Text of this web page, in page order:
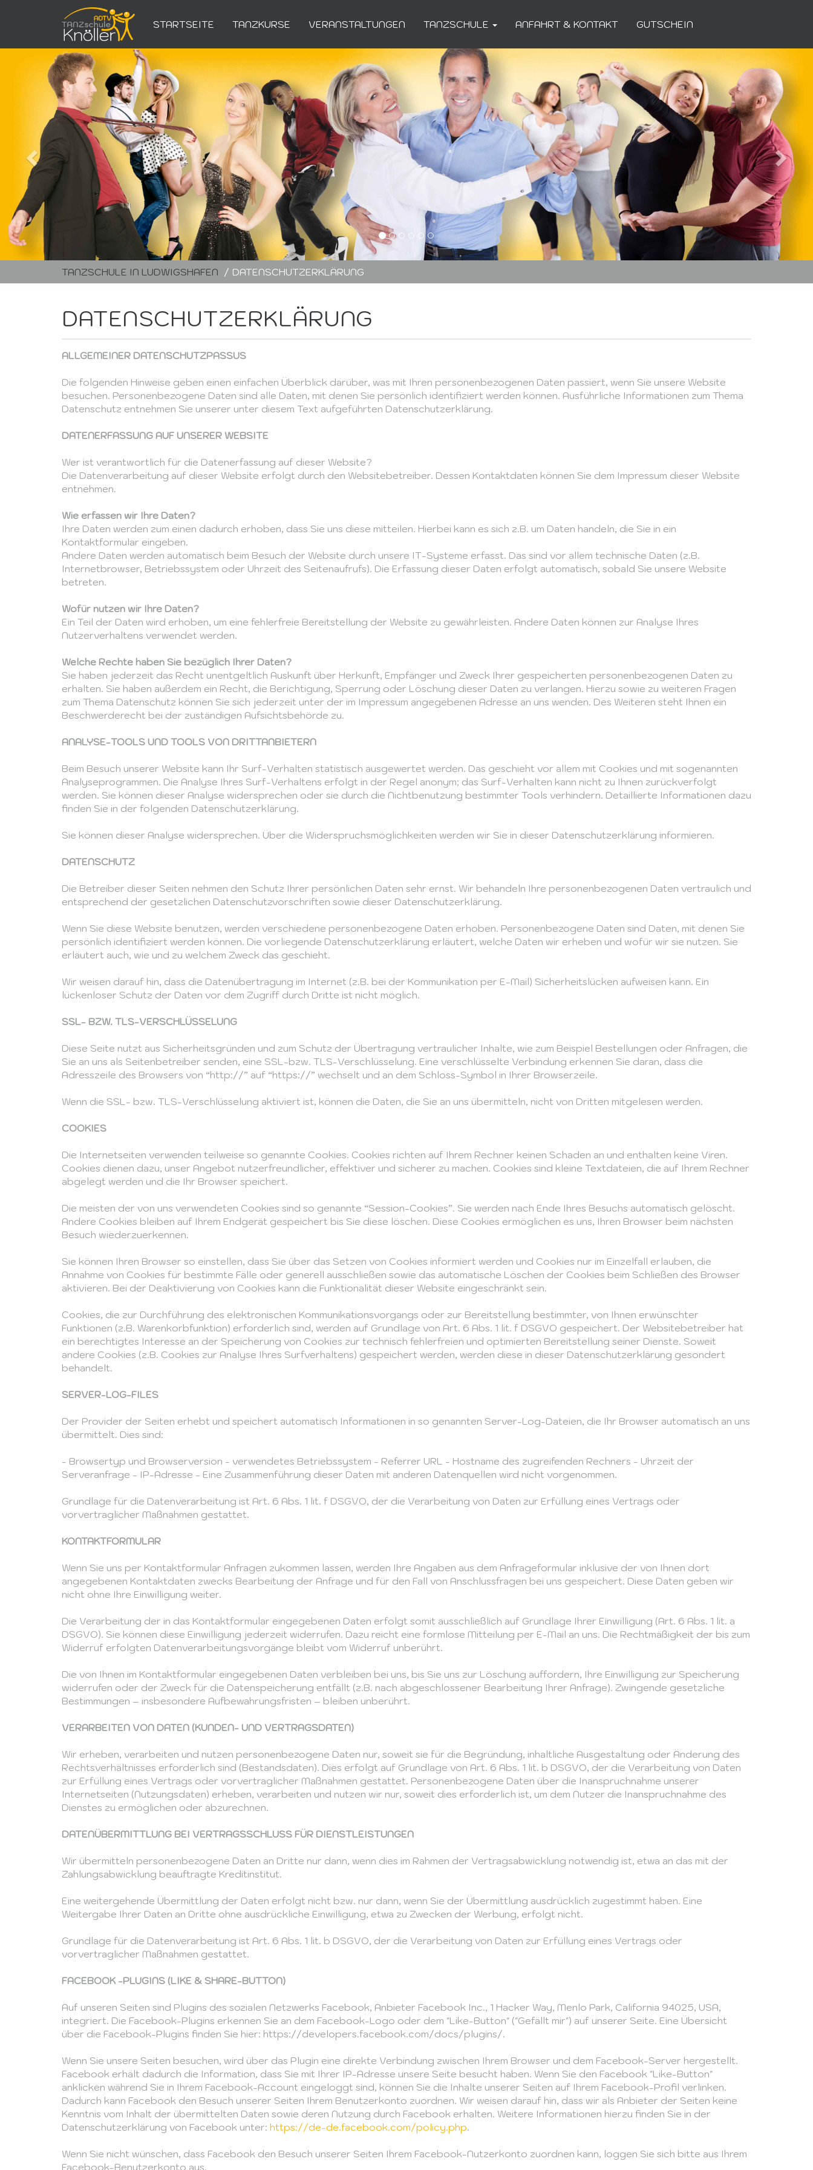
STARTSEITE TANZKURSE VERANSTALTUNGEN TANZSCHULE ANFAHRT & KONTAKT GUTSCHEIN
Zurück Weiter
TANZSCHULE IN LUDWIGSHAFEN DATENSCHUTZERKLÄRUNG
DATENSCHUTZERKLÄRUNG
ALLGEMEINER DATENSCHUTZPASSUS
Die folgenden Hinweise geben einen einfachen Überblick darüber, was mit Ihren personenbezogenen Daten passiert, wenn Sie unsere Website
besuchen. Personenbezogene Daten sind alle Daten, mit denen Sie persönlich identifiziert werden können. Ausführliche Informationen zum Thema
Datenschutz entnehmen Sie unserer unter diesem Text aufgeführten Datenschutzerklärung.
DATENERFASSUNG AUF UNSERER WEBSITE
Wer ist verantwortlich für die Datenerfassung auf dieser Website?
Die Datenverarbeitung auf dieser Website erfolgt durch den Websitebetreiber. Dessen Kontaktdaten können Sie dem Impressum dieser Website
entnehmen.
Wie erfassen wir Ihre Daten?
Ihre Daten werden zum einen dadurch erhoben, dass Sie uns diese mitteilen. Hierbei kann es sich z.B. um Daten handeln, die Sie in ein
Kontaktformular eingeben.
Andere Daten werden automatisch beim Besuch der Website durch unsere IT-Systeme erfasst. Das sind vor allem technische Daten (z.B.
Internetbrowser, Betriebssystem oder Uhrzeit des Seitenaufrufs). Die Erfassung dieser Daten erfolgt automatisch, sobald Sie unsere Website
betreten.
Wofür nutzen wir Ihre Daten?
Ein Teil der Daten wird erhoben, um eine fehlerfreie Bereitstellung der Website zu gewährleisten. Andere Daten können zur Analyse Ihres
Nutzerverhaltens verwendet werden.
Welche Rechte haben Sie bezüglich Ihrer Daten?
Sie haben jederzeit das Recht unentgeltlich Auskunft über Herkunft, Empfänger und Zweck Ihrer gespeicherten personenbezogenen Daten zu
erhalten. Sie haben außerdem ein Recht, die Berichtigung, Sperrung oder Löschung dieser Daten zu verlangen. Hierzu sowie zu weiteren Fragen
zum Thema Datenschutz können Sie sich jederzeit unter der im Impressum angegebenen Adresse an uns wenden. Des Weiteren steht Ihnen ein
Beschwerderecht bei der zuständigen Aufsichtsbehörde zu.
ANALYSE-TOOLS UND TOOLS VON DRITTANBIETERN
Beim Besuch unserer Website kann Ihr Surf-Verhalten statistisch ausgewertet werden. Das geschieht vor allem mit Cookies und mit sogenannten
Analyseprogrammen. Die Analyse Ihres Surf-Verhaltens erfolgt in der Regel anonym; das Surf-Verhalten kann nicht zu Ihnen zurückverfolgt
werden. Sie können dieser Analyse widersprechen oder sie durch die Nichtbenutzung bestimmter Tools verhindern. Detaillierte Informationen dazu
finden Sie in der folgenden Datenschutzerklärung.
Sie können dieser Analyse widersprechen. Über die Widerspruchsmöglichkeiten werden wir Sie in dieser Datenschutzerklärung informieren.
DATENSCHUTZ
Die Betreiber dieser Seiten nehmen den Schutz Ihrer persönlichen Daten sehr ernst. Wir behandeln Ihre personenbezogenen Daten vertraulich und
entsprechend der gesetzlichen Datenschutzvorschriften sowie dieser Datenschutzerklärung.
Wenn Sie diese Website benutzen, werden verschiedene personenbezogene Daten erhoben. Personenbezogene Daten sind Daten, mit denen Sie
persönlich identifiziert werden können. Die vorliegende Datenschutzerklärung erläutert, welche Daten wir erheben und wofür wir sie nutzen. Sie
erläutert auch, wie und zu welchem Zweck das geschieht.
Wir weisen darauf hin, dass die Datenübertragung im Internet (z.B. bei der Kommunikation per E-Mail) Sicherheitslücken aufweisen kann. Ein
lückenloser Schutz der Daten vor dem Zugriff durch Dritte ist nicht möglich.
SSL- BZW. TLS-VERSCHLÜSSELUNG
Diese Seite nutzt aus Sicherheitsgründen und zum Schutz der Übertragung vertraulicher Inhalte, wie zum Beispiel Bestellungen oder Anfragen, die
Sie an uns als Seitenbetreiber senden, eine SSL-bzw. TLS-Verschlüsselung. Eine verschlüsselte Verbindung erkennen Sie daran, dass die
Adresszeile des Browsers von “http://” auf “https://” wechselt und an dem Schloss-Symbol in Ihrer Browserzeile.
Wenn die SSL- bzw. TLS-Verschlüsselung aktiviert ist, können die Daten, die Sie an uns übermitteln, nicht von Dritten mitgelesen werden.
COOKIES
Die Internetseiten verwenden teilweise so genannte Cookies. Cookies richten auf Ihrem Rechner keinen Schaden an und enthalten keine Viren.
Cookies dienen dazu, unser Angebot nutzerfreundlicher, effektiver und sicherer zu machen. Cookies sind kleine Textdateien, die auf Ihrem Rechner
abgelegt werden und die Ihr Browser speichert.
Die meisten der von uns verwendeten Cookies sind so genannte “Session-Cookies”. Sie werden nach Ende Ihres Besuchs automatisch gelöscht.
Andere Cookies bleiben auf Ihrem Endgerät gespeichert bis Sie diese löschen. Diese Cookies ermöglichen es uns, Ihren Browser beim nächsten
Besuch wiederzuerkennen.
Sie können Ihren Browser so einstellen, dass Sie über das Setzen von Cookies informiert werden und Cookies nur im Einzelfall erlauben, die
Annahme von Cookies für bestimmte Fälle oder generell ausschließen sowie das automatische Löschen der Cookies beim Schließen des Browser
aktivieren. Bei der Deaktivierung von Cookies kann die Funktionalität dieser Website eingeschränkt sein.
Cookies, die zur Durchführung des elektronischen Kommunikationsvorgangs oder zur Bereitstellung bestimmter, von Ihnen erwünschter
Funktionen (z.B. Warenkorbfunktion) erforderlich sind, werden auf Grundlage von Art. 6 Abs. 1 lit. f DSGVO gespeichert. Der Websitebetreiber hat
ein berechtigtes Interesse an der Speicherung von Cookies zur technisch fehlerfreien und optimierten Bereitstellung seiner Dienste. Soweit
andere Cookies (z.B. Cookies zur Analyse Ihres Surfverhaltens) gespeichert werden, werden diese in dieser Datenschutzerklärung gesondert
behandelt.
SERVER-LOG-FILES
Der Provider der Seiten erhebt und speichert automatisch Informationen in so genannten Server-Log-Dateien, die Ihr Browser automatisch an uns
übermittelt. Dies sind:
- Browsertyp und Browserversion - verwendetes Betriebssystem - Referrer URL - Hostname des zugreifenden Rechners - Uhrzeit der
Serveranfrage - IP-Adresse - Eine Zusammenführung dieser Daten mit anderen Datenquellen wird nicht vorgenommen.
Grundlage für die Datenverarbeitung ist Art. 6 Abs. 1 lit. f DSGVO, der die Verarbeitung von Daten zur Erfüllung eines Vertrags oder
vorvertraglicher Maßnahmen gestattet.
KONTAKTFORMULAR
Wenn Sie uns per Kontaktformular Anfragen zukommen lassen, werden Ihre Angaben aus dem Anfrageformular inklusive der von Ihnen dort
angegebenen Kontaktdaten zwecks Bearbeitung der Anfrage und für den Fall von Anschlussfragen bei uns gespeichert. Diese Daten geben wir
nicht ohne Ihre Einwilligung weiter.
Die Verarbeitung der in das Kontaktformular eingegebenen Daten erfolgt somit ausschließlich auf Grundlage Ihrer Einwilligung (Art. 6 Abs. 1 lit. a
DSGVO). Sie können diese Einwilligung jederzeit widerrufen. Dazu reicht eine formlose Mitteilung per E-Mail an uns. Die Rechtmäßigkeit der bis zum
Widerruf erfolgten Datenverarbeitungsvorgänge bleibt vom Widerruf unberührt.
Die von Ihnen im Kontaktformular eingegebenen Daten verbleiben bei uns, bis Sie uns zur Löschung auffordern, Ihre Einwilligung zur Speicherung
widerrufen oder der Zweck für die Datenspeicherung entfällt (z.B. nach abgeschlossener Bearbeitung Ihrer Anfrage). Zwingende gesetzliche
Bestimmungen – insbesondere Aufbewahrungsfristen – bleiben unberührt.
VERARBEITEN VON DATEN (KUNDEN- UND VERTRAGSDATEN)
Wir erheben, verarbeiten und nutzen personenbezogene Daten nur, soweit sie für die Begründung, inhaltliche Ausgestaltung oder Änderung des
Rechtsverhältnisses erforderlich sind (Bestandsdaten). Dies erfolgt auf Grundlage von Art. 6 Abs. 1 lit. b DSGVO, der die Verarbeitung von Daten
zur Erfüllung eines Vertrags oder vorvertraglicher Maßnahmen gestattet. Personenbezogene Daten über die Inanspruchnahme unserer
Internetseiten (Nutzungsdaten) erheben, verarbeiten und nutzen wir nur, soweit dies erforderlich ist, um dem Nutzer die Inanspruchnahme des
Dienstes zu ermöglichen oder abzurechnen.
DATENÜBERMITTLUNG BEI VERTRAGSSCHLUSS FÜR DIENSTLEISTUNGEN
Wir übermitteln personenbezogene Daten an Dritte nur dann, wenn dies im Rahmen der Vertragsabwicklung notwendig ist, etwa an das mit der
Zahlungsabwicklung beauftragte Kreditinstitut.
Eine weitergehende Übermittlung der Daten erfolgt nicht bzw. nur dann, wenn Sie der Übermittlung ausdrücklich zugestimmt haben. Eine
Weitergabe Ihrer Daten an Dritte ohne ausdrückliche Einwilligung, etwa zu Zwecken der Werbung, erfolgt nicht.
Grundlage für die Datenverarbeitung ist Art. 6 Abs. 1 lit. b DSGVO, der die Verarbeitung von Daten zur Erfüllung eines Vertrags oder
vorvertraglicher Maßnahmen gestattet.
FACEBOOK -PLUGINS (LIKE & SHARE-BUTTON)
Auf unseren Seiten sind Plugins des sozialen Netzwerks Facebook, Anbieter Facebook Inc., 1 Hacker Way, Menlo Park, California 94025, USA,
integriert. Die Facebook-Plugins erkennen Sie an dem Facebook-Logo oder dem "Like-Button" ("Gefällt mir") auf unserer Seite. Eine Übersicht
über die Facebook-Plugins finden Sie hier: https://developers.facebook.com/docs/plugins/.
Wenn Sie unsere Seiten besuchen, wird über das Plugin eine direkte Verbindung zwischen Ihrem Browser und dem Facebook-Server hergestellt.
Facebook erhält dadurch die Information, dass Sie mit Ihrer IP-Adresse unsere Seite besucht haben. Wenn Sie den Facebook "Like-Button"
anklicken während Sie in Ihrem Facebook-Account eingeloggt sind, können Sie die Inhalte unserer Seiten auf Ihrem Facebook-Profil verlinken.
Dadurch kann Facebook den Besuch unserer Seiten Ihrem Benutzerkonto zuordnen. Wir weisen darauf hin, dass wir als Anbieter der Seiten keine
Kenntnis vom Inhalt der übermittelten Daten sowie deren Nutzung durch Facebook erhalten. Weitere Informationen hierzu finden Sie in der
Datenschutzerklärung von Facebook unter: https://de-de.facebook.com/policy.php.
Wenn Sie nicht wünschen, dass Facebook den Besuch unserer Seiten Ihrem Facebook-Nutzerkonto zuordnen kann, loggen Sie sich bitte aus Ihrem
Facebook-Benutzerkonto aus.